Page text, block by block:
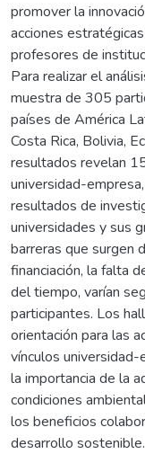
promover la
acciones
profesores de
Para realizar el
muestra de 305
países de América
Costa Rica, Bolivia,
resultados revelan
universidad-
resultados de
universidades y sus
barreras que surgen
financiación, la falta
del tiempo, varían
participantes. Los
orientación para las
vínculos
la importancia de la
condiciones
los beneficios
desarrollo sostenible.